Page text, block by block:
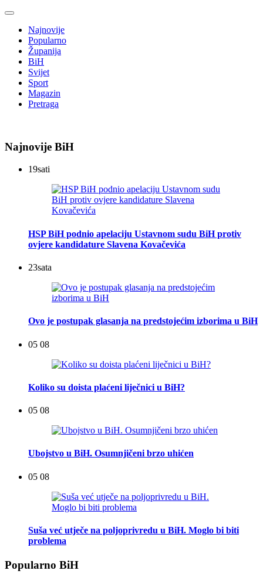
Najnovije
Popularno
Županija
BiH
Svijet
Sport
Magazin
Pretraga
Najnovije BiH
19sati
HSP BiH podnio apelaciju Ustavnom sudu BiH protiv
ovjere kandidature Slavena Kovačevića
23sata
Ovo je postupak glasanja na predstojećim izborima u BiH
05 08
Koliko su doista plaćeni liječnici u BiH?
05 08
Ubojstvo u BiH. Osumnjičeni brzo uhićen
05 08
Suša već utječe na poljoprivredu u BiH. Moglo bi biti
problema
Popularno BiH